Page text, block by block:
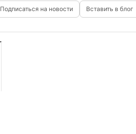
Подписаться на новости Вставить в блог